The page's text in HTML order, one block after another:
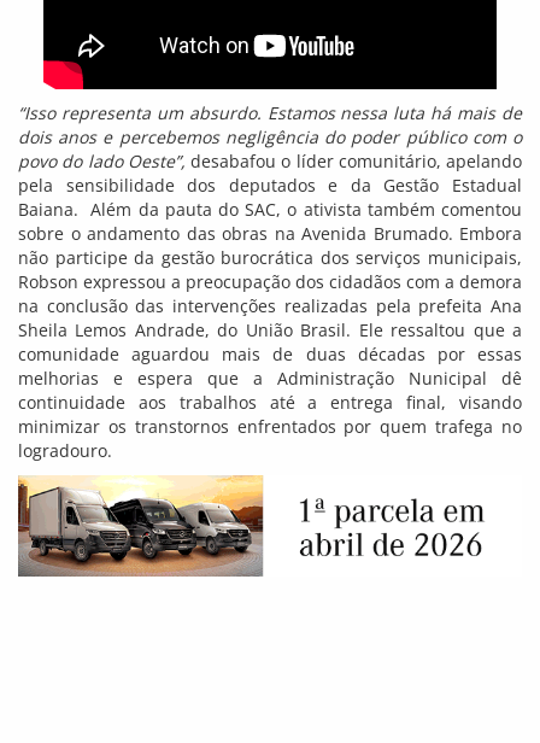
“Isso representa um absurdo. Estamos nessa luta há mais de
dois anos e percebemos negligência do poder público com o
povo do lado Oeste”, desabafou o líder comunitário, apelando
pela sensibilidade dos deputados e da Gestão Estadual
Baiana. Além da pauta do SAC, o ativista também comentou
sobre o andamento das obras na Avenida Brumado. Embora
não participe da gestão burocrática dos serviços municipais,
Robson expressou a preocupação dos cidadãos com a demora
na conclusão das intervenções realizadas pela prefeita Ana
Sheila Lemos Andrade, do União Brasil. Ele ressaltou que a
comunidade aguardou mais de duas décadas por essas
melhorias e espera que a Administração Nunicipal dê
continuidade aos trabalhos até a entrega final, visando
minimizar os transtornos enfrentados por quem trafega no
logradouro.